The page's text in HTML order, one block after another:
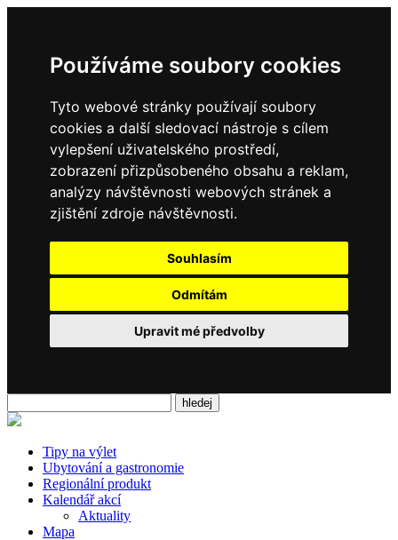
Používáme soubory cookies
Tyto webové stránky používají soubory
cookies a další sledovací nástroje s cílem
vylepšení uživatelského prostředí,
zobrazení přizpůsobeného obsahu a reklam,
analýzy návštěvnosti webových stránek a
zjištění zdroje návštěvnosti.
Souhlasím
Odmítám
Upravit mé předvolby
Tipy na výlet
Ubytování a gastronomie
Regionální produkt
Kalendář akcí
Aktuality
Mapa